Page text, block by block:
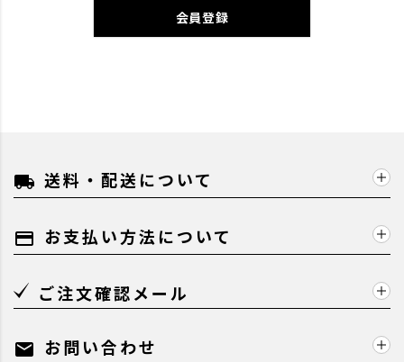
会員登録
local_shipping 送料・配送について
payment お支払い方法について
ご注文確認メール
mail お問い合わせ